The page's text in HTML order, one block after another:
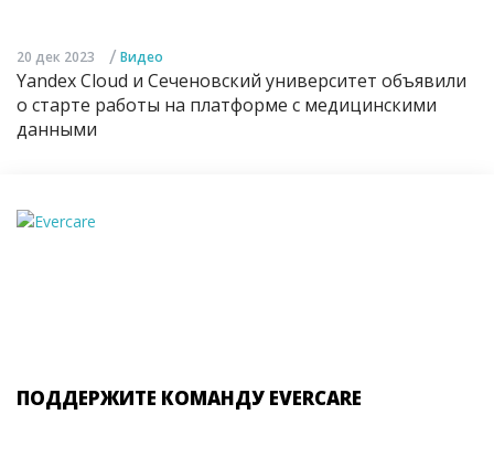
20 дек 2023 / Видео
Yandex Cloud и Сеченовский университет объявили
о старте работы на платформе с медицинскими
данными
ПОДДЕРЖИТЕ КОМАНДУ EVERCARE